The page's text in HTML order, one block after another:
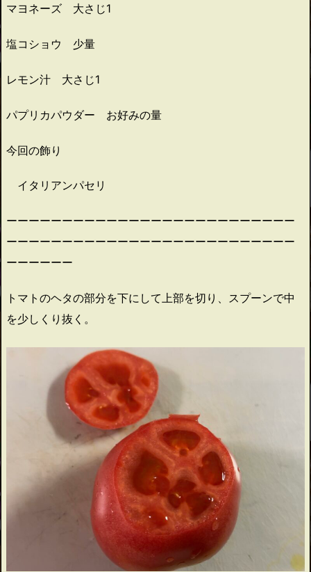
マヨネーズ 大さじ1
塩コショウ 少量
レモン汁 大さじ1
パプリカパウダー お好みの量
今回の飾り
イタリアンパセリ
ーーーーーーーーーーーーーーーーーーーーーーーーーー
ーーーーーーーーーーーーーーーーーーーーーーーーーー
ーーーーーー
トマトのヘタの部分を下にして上部を切り、スプーンで中
を少しくり抜く。